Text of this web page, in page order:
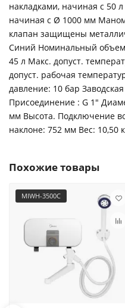
накладками, начиная с 50
начиная с Ø 1000 мм
клапан защищены
Синий Номинальный
45 л Макс. допуст.
допуст. рабочая
давление: 10 бар
Присоединение : G 1"
мм Высота. Подключение
наклоне: 752 мм Вес: 10,50
Похожие товары
MIWH-3500C